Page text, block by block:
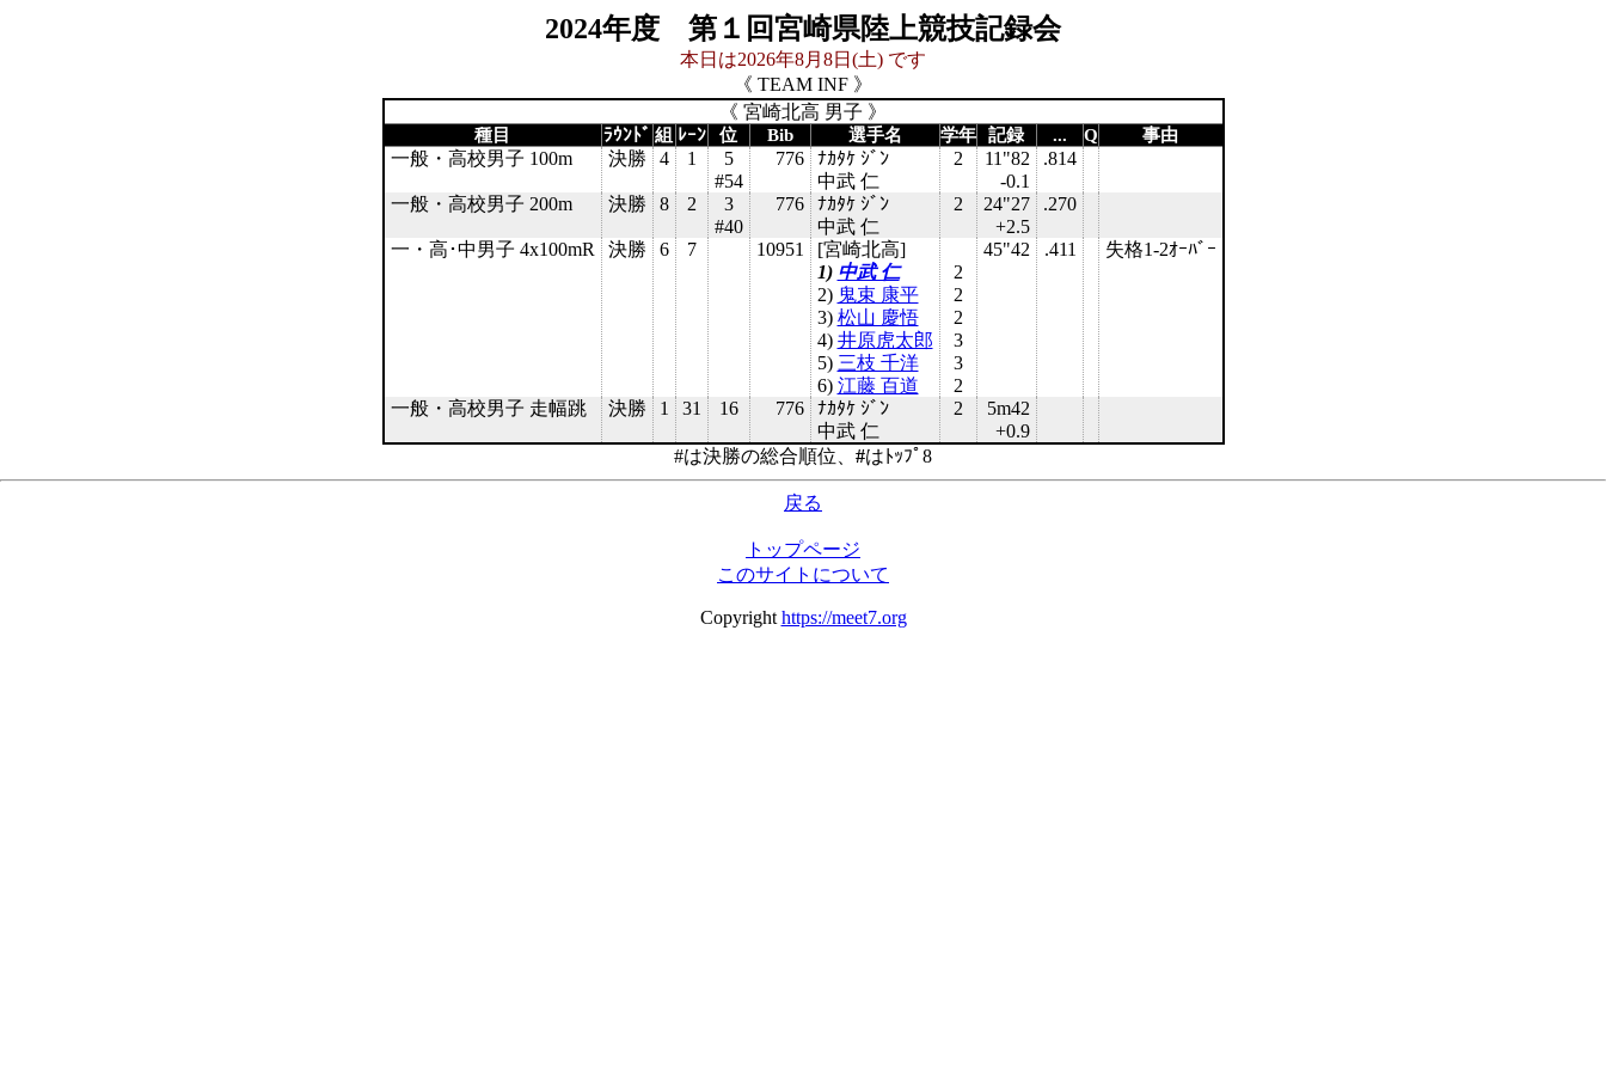
2024年度 第１回宮崎県陸上競技記録会
本日は2026年8月8日(土) です
《 TEAM INF 》
《 宮崎北高 男子 》
種目 ﾗｳﾝﾄﾞ 組 ﾚｰﾝ 位 Bib 選手名 学年 記録 ... Q 事由
一般・高校男子 100m 決勝 4 1
5
#54
776
ﾅｶﾀｹ ｼﾞﾝ
中武 仁
2
11"82
-0.1
.814
一般・高校男子 200m 決勝 8 2
3
#40
776
ﾅｶﾀｹ ｼﾞﾝ
中武 仁
2
24"27
+2.5
.270
一・高･中男子 4x100mR 決勝 6 7 10951
[宮崎北高]
1) 中武 仁
2) 鬼束 康平
3) 松山 慶悟
4) 井原虎太郎
5) 三枝 千洋
6) 江藤 百道
2
2
2
3
3
2
45"42 .411 失格1-2ｵｰﾊﾞｰ
一般・高校男子 走幅跳 決勝 1 31 16 776
ﾅｶﾀｹ ｼﾞﾝ
中武 仁
2
5m42
+0.9
#は決勝の総合順位、 #はﾄｯﾌﾟ8
戻る
トップページ
このサイトについて
Copyright https://meet7.org